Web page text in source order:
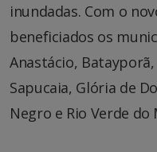
inundadas. Com o
beneficiados os
Anastácio,
Sapucaia, Glória de
Negro e Rio Verde do